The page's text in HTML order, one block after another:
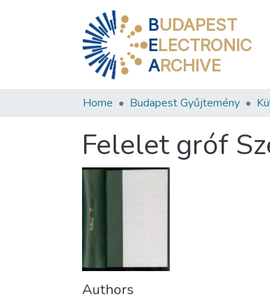
BUDAPEST
ELECTRONIC
ARCHIVE
Home Budapest Gyűjtemény
Felelet gróf
Authors